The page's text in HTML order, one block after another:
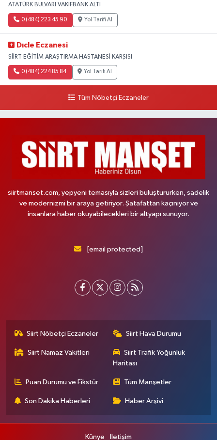
ATATÜRK BULVARI VAKIFBANK ALTI
0 (484) 223 45 90 Yol Tarifi Al
Dıcle Eczanesi
SİİRT EĞİTİM ARAŞTIRMA HASTANESİ KARŞISI
0 (484) 224 85 84 Yol Tarifi Al
Tüm Nöbetçi Eczaneler
siirtmanset.com, yepyeni temasıyla sizleri buluştururken, sadelik
ve modernizmi bir araya getiriyor. Şatafattan kaçınıyor ve
insanlara haber okuyabilecekleri bir altyapı sunuyor.
[email protected]
Siirt Nöbetçi Eczaneler Siirt Hava Durumu
Siirt Namaz Vakitleri
Siirt Trafik Yoğunluk
Haritası
Puan Durumu ve Fikstür Tüm Manşetler
Son Dakika Haberleri Haber Arşivi
Künye İletişim